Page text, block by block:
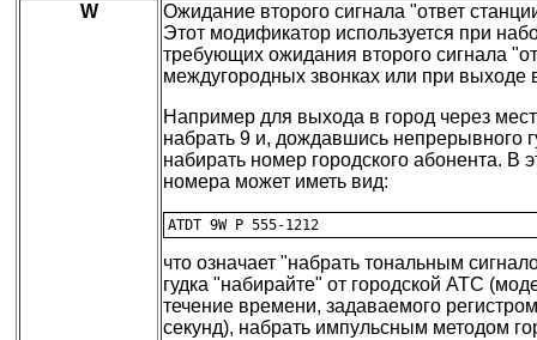
W
Ожидание второго сигнала "ответ
Этот модификатор используется при
требующих ожидания второго сигнала
междугородных звонках или при
Например для выхода в город через
набрать 9 и, дождавшись непрерывного
набирать номер городского абонента. В
номера может иметь вид:
что означает "набрать тональным
гудка "набирайте" от городской АТС
течение времени, задаваемого
секунд), набрать импульсным методом